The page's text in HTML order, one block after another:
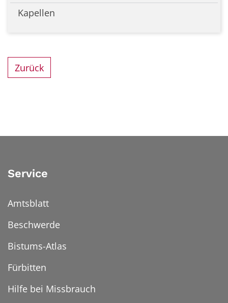
Kapellen
Zurück
Service
Amtsblatt
Beschwerde
Bistums-Atlas
Fürbitten
Hilfe bei Missbrauch